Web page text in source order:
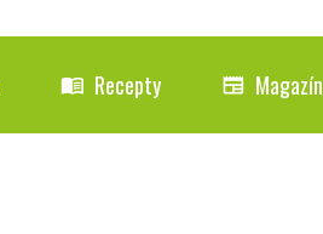
menu_book Recepty newspaper Magazín